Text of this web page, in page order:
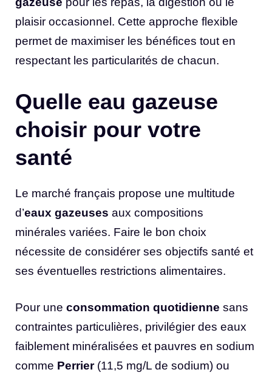
plaisir occasionnel. Cette approche flexible
permet de maximiser les bénéfices tout en
respectant les particularités de chacun.
Quelle eau gazeuse
choisir pour votre
santé
Le marché français propose une multitude
d’eaux gazeuses aux compositions
minérales variées. Faire le bon choix
nécessite de considérer ses objectifs santé et
ses éventuelles restrictions alimentaires.
Pour une consommation quotidienne sans
contraintes particulières, privilégier des eaux
faiblement minéralisées et pauvres en sodium
comme Perrier(11,5 mg/L de sodium) ou